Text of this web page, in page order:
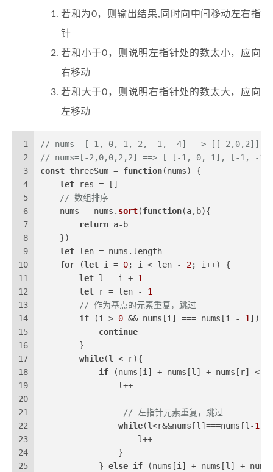
若和为0，则输出结果,同时向中间移动左右指
针
若和小于0，则说明左指针处的数太小，应向
右移动
若和大于0，则说明右指针处的数太大，应向
左移动
1
2
3
4
5
6
7
8
9
10
11
12
13
14
15
16
17
18
19
20
21
22
23
24
25
// nums= [-1, 0, 1, 2, -1, -4] ==> [[-2,0,2]]
// nums=[-2,0,0,2,2] ==> [ [-1, 0, 1], [-1, -
const threeSum = function(nums) {
let res = []
// 数组排序
    nums = nums.
sort(function(a,b){
return a-b
    })
let len = nums. length
for (let i = 0; i < len - 2; i++) {
let l = i + 1
let r = len - 1
// 作为基点的元素重复，跳过
if (i > 0 && nums[i] === nums[i - 1 ]) {
continue
        }
while(l < r){
if (nums[i] + nums[l] + nums[r] <
                l++
// 左指针元素重复，跳过
while(l<r&&nums[l]===nums[l-1
                    l++
                }
            }
else if (nums[i] + nums[l] +